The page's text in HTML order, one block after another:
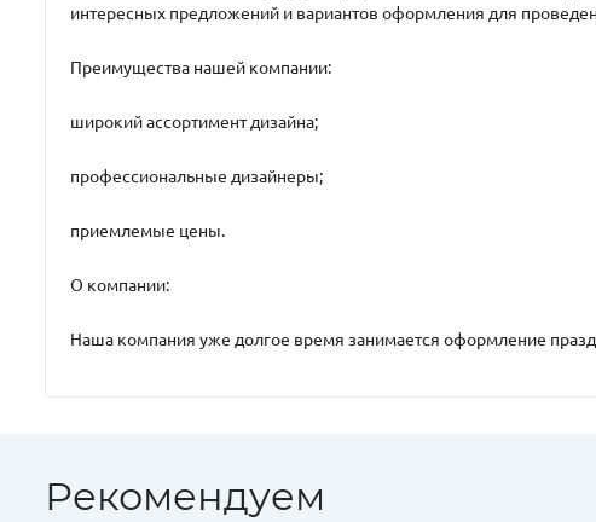
интересных предложений и вариантов оформления для
Преимущества нашей компании:
широкий ассортимент дизайна;
профессиональные дизайнеры;
приемлемые цены.
О компании:
Наша компания уже долгое время занимается оформление
Рекомендуем